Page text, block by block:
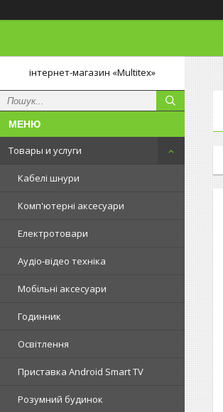
інтернет-магазин «Multitex»
Товары и услуги
Кабелі шнури
Комп'ютерні аксесуари
Електротовари
Аудіо-відео техніка
Мобільні аксесуари
Годинник
Освітлення
Приставка Android Smart TV
Розумний будинок